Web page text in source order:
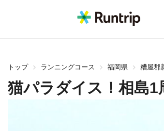
トップ ランニングコース 福岡県 糟屋郡
猫パラダイス！相島1